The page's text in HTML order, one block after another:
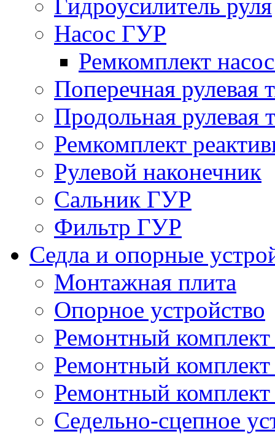
Гидроусилитель руля
Насос ГУР
Ремкомплект
Поперечная рулевая
Продольная рулевая
Ремкомплект
Рулевой наконечник
Сальник ГУР
Фильтр ГУР
Седла и опорные
Монтажная плита
Опорное устройство
Ремонтный комплект
Ремонтный
Ремонтный комплект
Седельно-сцепное